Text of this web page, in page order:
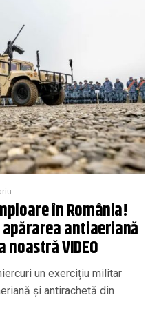
în România!
antiaeriană
VIDEO
un exercițiu militar
și antirachetă din